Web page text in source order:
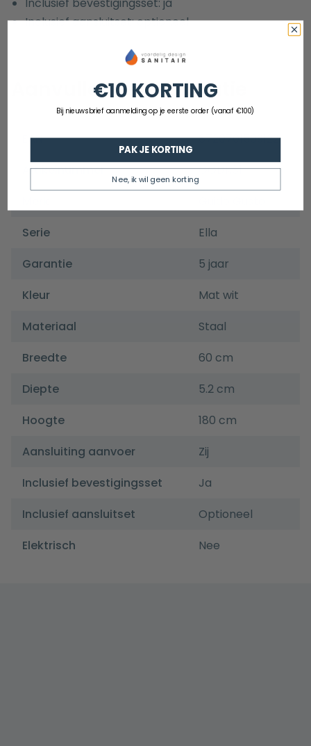
Inclusief bevestigingsset: ja
Inclusief aansluitset: optioneel
Aanvullende informatie
EAN
8720701509122
Artikelnummer
GGDK81
Serie
Ella
Garantie
5 jaar
Kleur
Mat wit
Materiaal
Staal
Breedte
60 cm
Diepte
5.2 cm
Hoogte
180 cm
Aansluiting aanvoer
Zij
Inclusief bevestigingsset
Ja
Inclusief aansluitset
Optioneel
Elektrisch
Nee
€10 KORTING
Bij nieuwsbrief aanmelding op je eerste order (vanaf €100)
PAK JE KORTING
Nee, ik wil geen korting